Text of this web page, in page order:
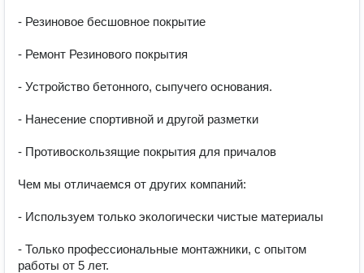
- Резиновое бесшовное покрытие
- Ремонт Резинового покрытия
- Устройство бетонного, сыпучего основания.
- Нанесение спортивной и другой разметки
- Противоскользящие покрытия для причалов
Чем мы отличаемся от других компаний:
- Используем только экологически чистые материалы
- Только профессиональные монтажники, с опытом
работы от 5 лет.